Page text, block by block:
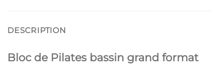
DESCRIPTION
Bloc de Pilates bassin grand format